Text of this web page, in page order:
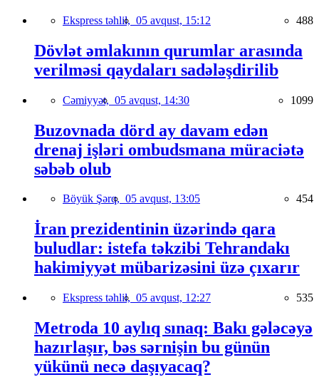
Ekspress təhlil, 05 avqust, 15:12 488
Dövlət əmlakının qurumlar arasında
verilməsi qaydaları sadələşdirilib
Cəmiyyət, 05 avqust, 14:30 1099
Buzovnada dörd ay davam edən
drenaj işləri ombudsmana müraciətə
səbəb olub
Böyük Şərq, 05 avqust, 13:05 454
İran prezidentinin üzərində qara
buludlar: istefa təkzibi Tehrandakı
hakimiyyət mübarizəsini üzə çıxarır
Ekspress təhlil, 05 avqust, 12:27 535
Metroda 10 aylıq sınaq: Bakı gələcəyə
hazırlaşır, bəs sərnişin bu günün
yükünü necə daşıyacaq?